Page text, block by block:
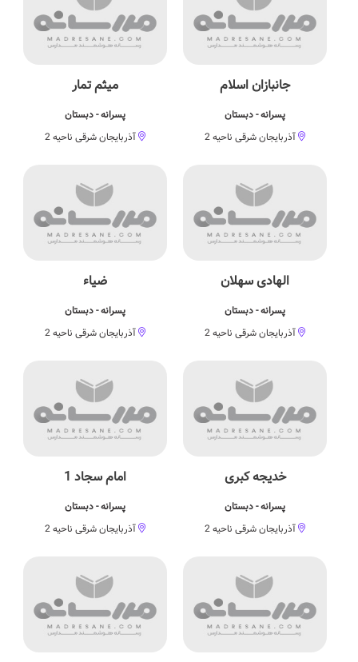
جانبازان اسلام
پسرانه - دبستان
آذربایجان شرقی ناحیه 2
میثم تمار
پسرانه - دبستان
آذربایجان شرقی ناحیه 2
الهادی سهلان
پسرانه - دبستان
آذربایجان شرقی ناحیه 2
ضیاء
پسرانه - دبستان
آذربایجان شرقی ناحیه 2
خدیجه کبری
پسرانه - دبستان
آذربایجان شرقی ناحیه 2
امام سجاد 1
پسرانه - دبستان
آذربایجان شرقی ناحیه 2